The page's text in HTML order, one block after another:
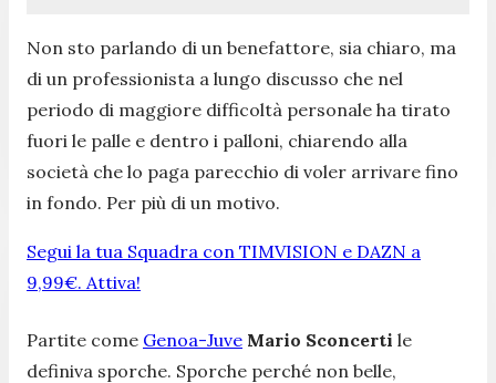
Non sto parlando di un benefattore, sia chiaro, ma
di un professionista a lungo discusso che nel
periodo di maggiore difficoltà personale ha tirato
fuori le palle e dentro i palloni, chiarendo alla
società che lo paga parecchio di voler arrivare fino
in fondo. Per più di un motivo.
Segui la tua Squadra con TIMVISION e DAZN a
9,99€. Attiva!
Partite come Genoa-Juve Mario Sconcerti le
definiva sporche. Sporche perché non belle,